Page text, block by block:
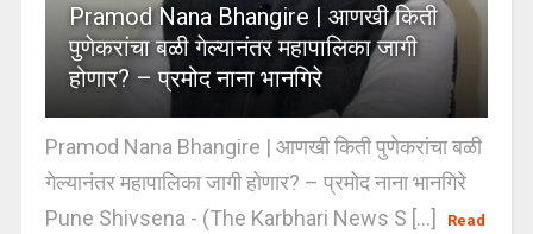
Pramod Nana Bhangire | आणखी किती
पुणेकरांचा बळी गेल्यानंतर महापालिका जागी
होणार? – प्रमोद नाना भानगिरे
Pramod Nana Bhangire | आणखी किती पुणेकरांचा बळी
गेल्यानंतर महापालिका जागी होणार? – प्रमोद नाना भानगिरे
Pune Shivsena - (The Karbhari News S [...]
Read